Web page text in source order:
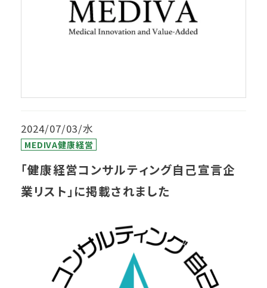
2024/07/03/水
MEDIVA健康経営
「健康経営コンサルティング自己宣言企
業リスト」に掲載されました